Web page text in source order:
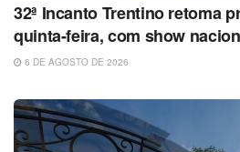
32ª Incanto Trentino retoma
quinta-feira, com show
6 DE AGOSTO DE 2026